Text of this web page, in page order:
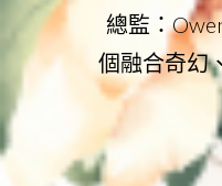
總監：
個融合奇幻